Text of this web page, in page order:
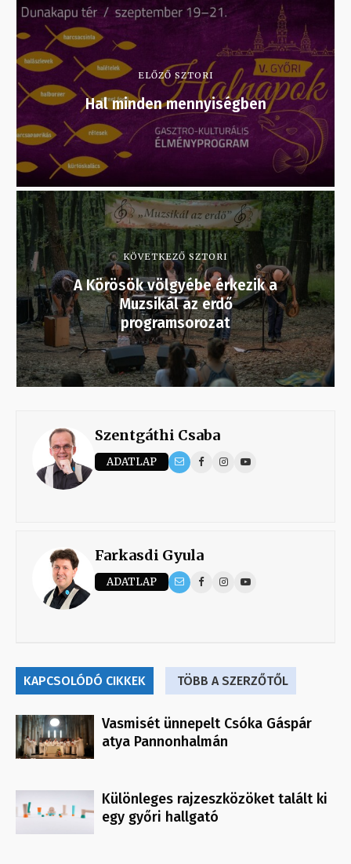
ELŐZŐ SZTORI
Hal minden mennyiségben
KÖVETKEZŐ SZTORI
A Körösök völgyébe érkezik a
Muzsikál az erdő
programsorozat
Szentgáthi Csaba
ADATLAP
Farkasdi Gyula
ADATLAP
KAPCSOLÓDÓ CIKKEK TÖBB A SZERZŐTŐL
Vasmisét ünnepelt Csóka Gáspár
atya Pannonhalmán
Különleges rajzeszközöket talált ki
egy győri hallgató